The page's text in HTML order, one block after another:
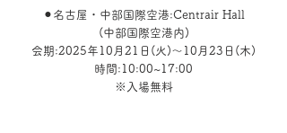
⚫︎名古屋・中部国際空港:Centrair Hall
(中部国際空港内)
会期:2025年10月21日(火)〜10月23日(木)
時間:10:00~17:00
※入場無料